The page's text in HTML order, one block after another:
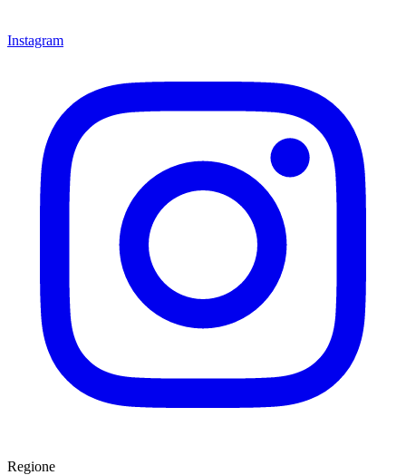
Instagram
Regione